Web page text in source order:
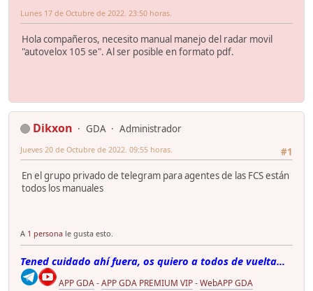
Lunes 17 de Octubre de 2022. 23:50 horas.
Hola compañeros, necesito manual manejo del radar movil
"autovelox 105 se". Al ser posible en formato pdf.
Dikxon GDA
Administrador
#1
Jueves 20 de Octubre de 2022. 09:55 horas.
En el grupo privado de telegram para agentes de las FCS están
todos los manuales
A 1 persona le gusta esto.
Tened cuidado ahí fuera, os quiero a todos de vuelta...
APP GDA-APP GDA PREMIUM VIP-WebAPP GDA